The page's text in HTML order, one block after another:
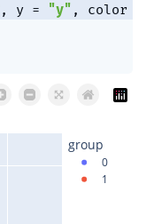
group
0
1
, y = "y" , color